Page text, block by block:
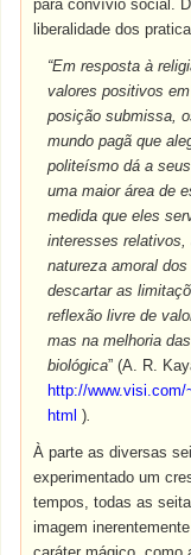
para convívio social.
liberalidade dos
“Em resposta à
valores positivos
posição submissa,
mundo pagã que
politeísmo dá a
uma maior área de
medida que eles
interesses
natureza amoral
descartar as
reflexão livre de
mas na melhoria
biológica” (A. R.
http://
html ).
À parte as diversas
experimentado um
tempos, todas as
imagem